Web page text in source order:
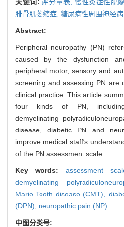
关键词:评分量表,慢性炎症性脱
腓骨肌萎缩症, 糖尿病性周围神经病,
Abstract:
Peripheral neuropathy (PN)
caused by the dysfunction
peripheral motor, sensory and
screening and assessing PN are
clinical practice. This article
four kinds of PN, including
demyelinating
disease, diabetic PN and
improve medical staff's
of the PN assessment scale.
Key words: assessment
demyelinating
Marie-Tooth disease (CMT),
(DPN), neuropathic pain (NP)
中图分类号: